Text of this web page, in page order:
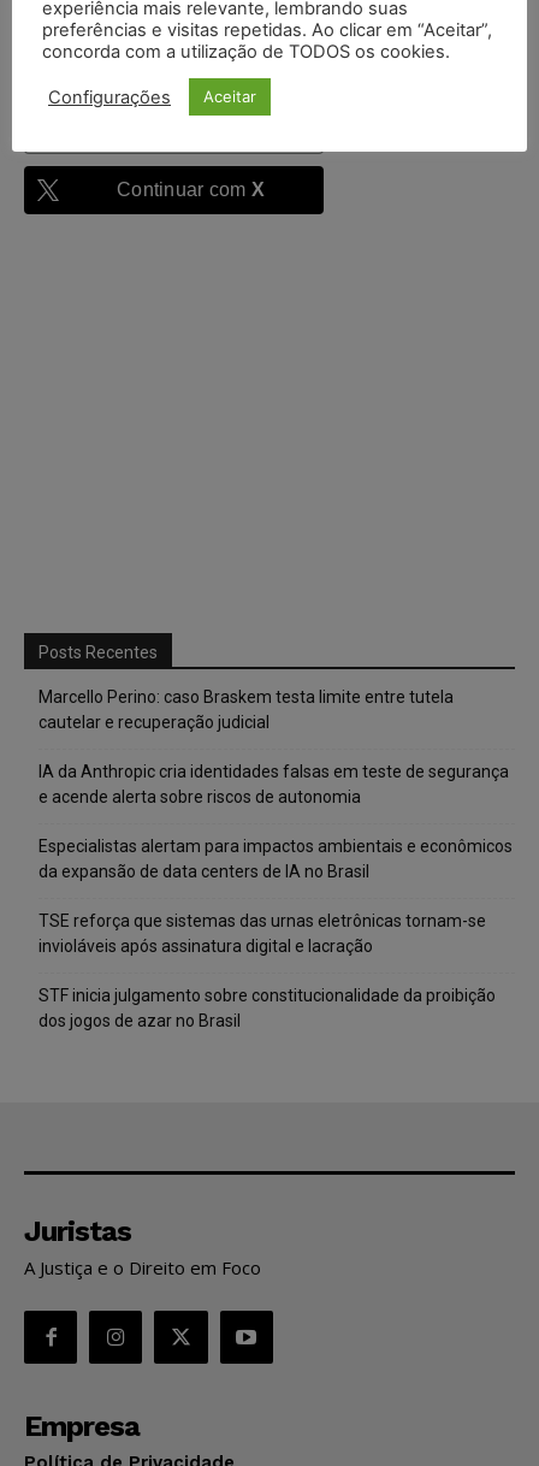
Entrar
Continuar com X
Posts Recentes
Marcello Perino: caso Braskem testa limite entre tutela
cautelar e recuperação judicial
IA da Anthropic cria identidades falsas em teste de segurança
e acende alerta sobre riscos de autonomia
Especialistas alertam para impactos ambientais e econômicos
da expansão de data centers de IA no Brasil
TSE reforça que sistemas das urnas eletrônicas tornam-se
invioláveis após assinatura digital e lacração
STF inicia julgamento sobre constitucionalidade da proibição
dos jogos de azar no Brasil
Juristas
A Justiça e o Direito em Foco
Empresa
experiência mais relevante, lembrando suas
preferências e visitas repetidas. Ao clicar em “Aceitar”,
concorda com a utilização de TODOS os cookies.
Configurações Aceitar